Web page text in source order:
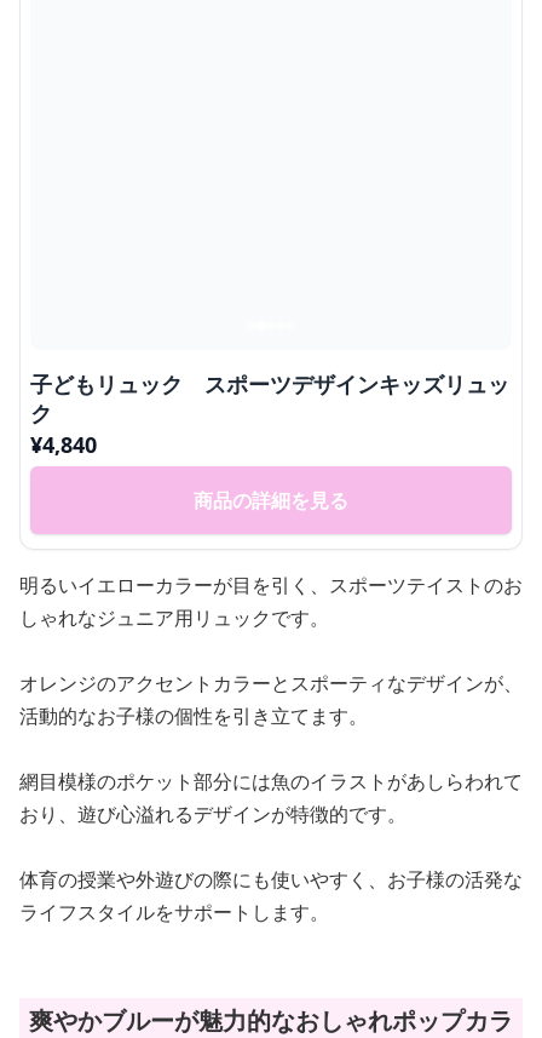
子どもリュック スポーツデザインキッズリュッ
ク
¥4,840
商品の詳細を見る
明るいイエローカラーが目を引く、スポーツテイストのお
しゃれなジュニア用リュックです。
オレンジのアクセントカラーとスポーティなデザインが、
活動的なお子様の個性を引き立てます。
網目模様のポケット部分には魚のイラストがあしらわれて
おり、遊び心溢れるデザインが特徴的です。
体育の授業や外遊びの際にも使いやすく、お子様の活発な
ライフスタイルをサポートします。
爽やかブルーが魅力的なおしゃれポップカラ